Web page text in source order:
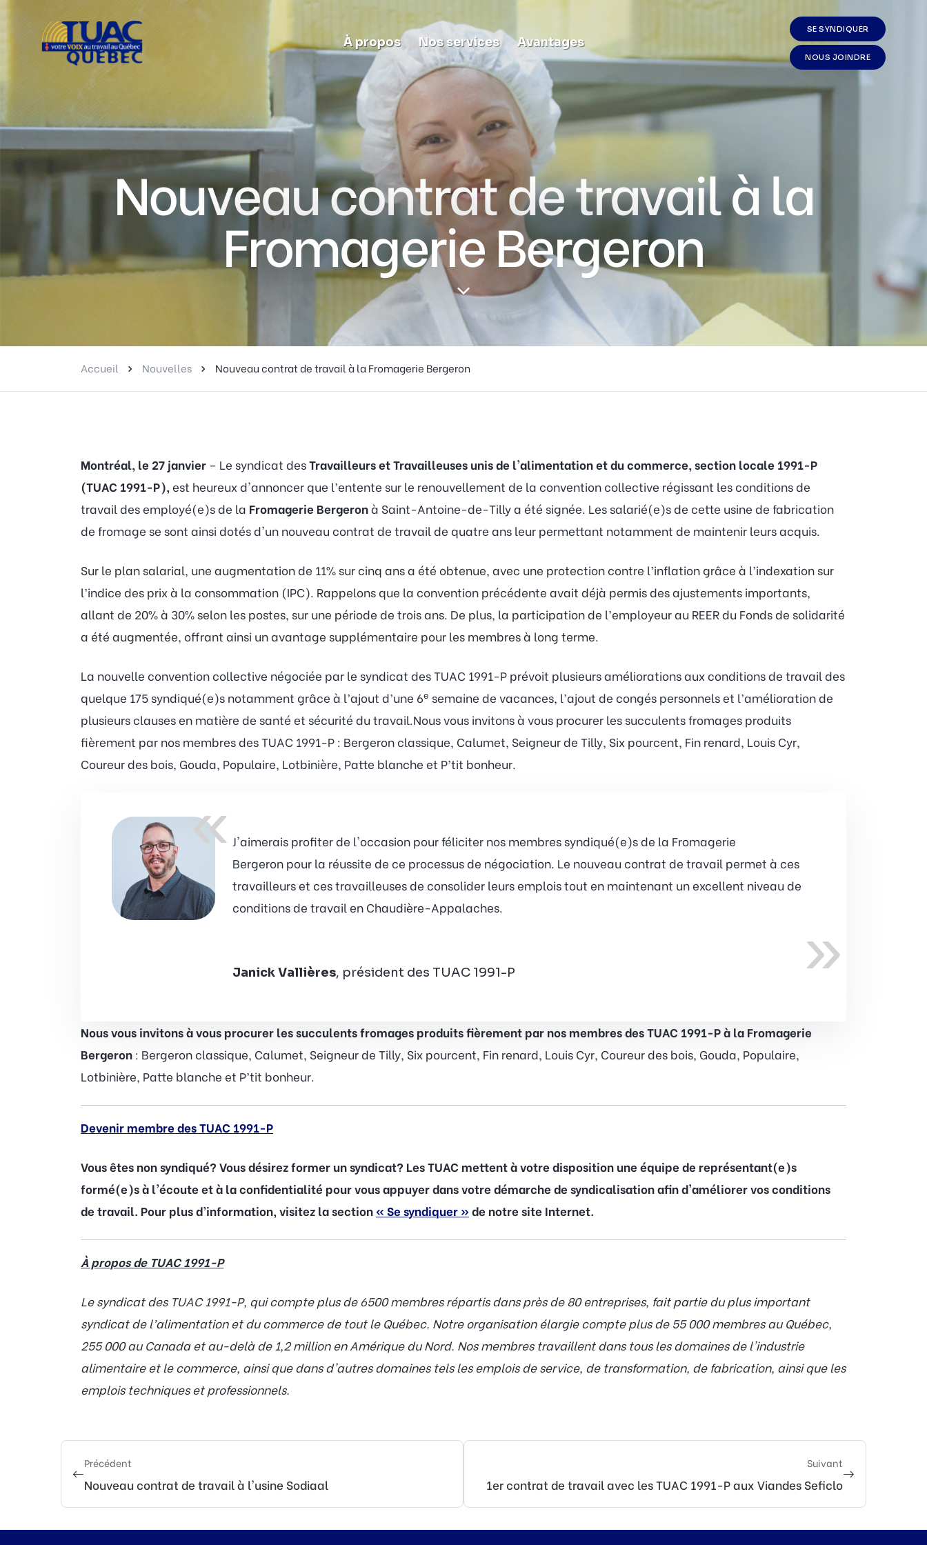
À propos Nos services Avantages
SE SYNDIQUER
NOUS JOINDRE
Nouveau contrat de travail à la
Fromagerie Bergeron
Accueil Nouvelles Nouveau contrat de travail à la Fromagerie Bergeron
Montréal, le 27 janvier – Le syndicat desTravailleurs et Travailleuses unis de l'alimentation et du commerce, section locale 1991-P
(TUAC 1991-P),est heureux d'annoncer que l’entente sur le renouvellement de la convention collective régissant les conditions de
travail des employé(e)s de la Fromagerie Bergeronà Saint-Antoine-de-Tilly a été signée. Les salarié(e)s de cette usine de fabrication
de fromage se sont ainsi dotés d'un nouveau contrat de travail de quatre ans leur permettant notamment de maintenir leurs acquis.
Sur le plan salarial, une augmentation de 11% sur cinq ans a été obtenue, avec une protection contre l’inflation grâce à l’indexation sur
l’indice des prix à la consommation (IPC). Rappelons que la convention précédente avait déjà permis des ajustements importants,
allant de 20% à 30% selon les postes, sur une période de trois ans. De plus, la participation de l’employeur au REER du Fonds de solidarité
a été augmentée, offrant ainsi un avantage supplémentaire pour les membres à long terme.
La nouvelle convention collective négociée par le syndicat des TUAC 1991-P prévoit plusieurs améliorations aux conditions de travail des
quelque 175 syndiqué(e)s notamment grâce à l’ajout d’une 6e semaine de vacances, l’ajout de congés personnels et l’amélioration de
plusieurs clauses en matière de santé et sécurité du travail.Nous vous invitons à vous procurer les succulents fromages produits
fièrement par nos membres des TUAC 1991-P : Bergeron classique, Calumet, Seigneur de Tilly, Six pourcent, Fin renard, Louis Cyr,
Coureur des bois, Gouda, Populaire, Lotbinière, Patte blanche et P’tit bonheur.
«
»
J'aimerais profiter de l'occasion pour féliciter nos membres syndiqué(e)s de la Fromagerie
Bergeron pour la réussite de ce processus de négociation. Le nouveau contrat de travail permet à ces
travailleurs et ces travailleuses de consolider leurs emplois tout en maintenant un excellent niveau de
conditions de travail en Chaudière-Appalaches.
Janick Vallières, président des TUAC 1991-P
Nous vous invitons à vous procurer les succulents fromages produits fièrement par nos membres des TUAC 1991-P à la Fromagerie
Bergeron : Bergeron classique, Calumet, Seigneur de Tilly, Six pourcent, Fin renard, Louis Cyr, Coureur des bois, Gouda, Populaire,
Lotbinière, Patte blanche et P’tit bonheur.
Devenir membre des TUAC 1991-P
Vous êtes non syndiqué? Vous désirez former un syndicat? Les TUAC mettent à votre disposition une équipe de représentant(e)s
formé(e)s à l'écoute et à la confidentialité pour vous appuyer dans votre démarche de syndicalisation afin d'améliorer vos conditions
de travail. Pour plus d’information, visitez la section« Se syndiquer » de notre site Internet.
À propos de TUAC 1991-P
Le syndicat des TUAC 1991-P, qui compte plus de 6500 membres répartis dans près de 80 entreprises, fait partie du plus important
syndicat de l’alimentation et du commerce de tout le Québec. Notre organisation élargie compte plus de 55 000 membres au Québec,
255 000 au Canada et au-delà de 1,2 million en Amérique du Nord. Nos membres travaillent dans tous les domaines de l'industrie
alimentaire et le commerce, ainsi que dans d'autres domaines tels les emplois de service, de transformation, de fabrication, ainsi que les
emplois techniques et professionnels.
Précédent
Nouveau contrat de travail à l'usine Sodiaal
Suivant
1er contrat de travail avec les TUAC 1991-P aux Viandes Seficlo